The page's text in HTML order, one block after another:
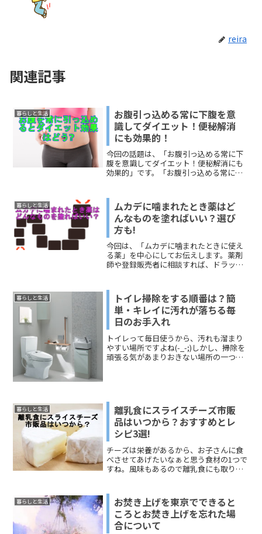
reira
関連記事
暮らしと生活
お腹引っ込める常に下腹を意
識してダイエット！便秘解消
にも効果的！
今回の話題は、「お腹引っ込める常に下
腹を意識してダイエット！便秘解消にも
効果的」です。「お腹引っ込める常に下
えします。「お腹引っ込める便秘解消に
も効果的！」では、便秘解...
暮らしと生活
ムカデに噛まれたとき薬はど
んなものを塗ればいい？選び
方も!
今回は、「ムカデに噛まれたときに使え
る薬」を中心にしてお伝えします。薬剤
師や登録販売者に相談すれば、ドラッグ
い。
暮らしと生活
トイレ掃除をする順番は？簡
単・キレイに汚れが落ちる毎
日のお手入れ
トイレって毎日使うから、汚れも溜まり
やすい場所ですよね(-_-;)しかし、掃除を
頑張る気があまりおきない場所の一つで
暮らしと生活
離乳食にスライスチーズ市販
品はいつから？おすすめとレ
シピ3選!
チーズは栄養があるから、お子さんに食
べさせてあげたいなぁと思う食材の1つで
すね。風味もあるので離乳食にも取り入
スチーズの市販品はいつからOKなの
か？」「スライスチーズの...
暮らしと生活
お焚き上げを東京でできると
ころとお焚き上げを忘れた場
合について